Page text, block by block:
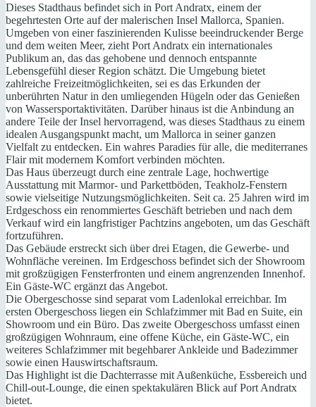
Dieses Stadthaus befindet sich in Port Andratx, einem der
begehrtesten Orte auf der malerischen Insel Mallorca, Spanien.
Umgeben von einer faszinierenden Kulisse beeindruckender Berge
und dem weiten Meer, zieht Port Andratx ein internationales
Publikum an, das das gehobene und dennoch entspannte
Lebensgefühl dieser Region schätzt. Die Umgebung bietet
zahlreiche Freizeitmöglichkeiten, sei es das Erkunden der
unberührten Natur in den umliegenden Hügeln oder das Genießen
von Wassersportaktivitäten. Darüber hinaus ist die Anbindung an
andere Teile der Insel hervorragend, was dieses Stadthaus zu einem
idealen Ausgangspunkt macht, um Mallorca in seiner ganzen
Vielfalt zu entdecken. Ein wahres Paradies für alle, die mediterranes
Flair mit modernem Komfort verbinden möchten.
Das Haus überzeugt durch eine zentrale Lage, hochwertige
Ausstattung mit Marmor- und Parkettböden, Teakholz-Fenstern
sowie vielseitige Nutzungsmöglichkeiten. Seit ca. 25 Jahren wird im
Erdgeschoss ein renommiertes Geschäft betrieben und nach dem
Verkauf wird ein langfristiger Pachtzins angeboten, um das Geschäft
fortzuführen.
Das Gebäude erstreckt sich über drei Etagen, die Gewerbe- und
Wohnfläche vereinen. Im Erdgeschoss befindet sich der Showroom
mit großzügigen Fensterfronten und einem angrenzenden Innenhof.
Ein Gäste-WC ergänzt das Angebot.
Die Obergeschosse sind separat vom Ladenlokal erreichbar. Im
ersten Obergeschoss liegen ein Schlafzimmer mit Bad en Suite, ein
Showroom und ein Büro. Das zweite Obergeschoss umfasst einen
großzügigen Wohnraum, eine offene Küche, ein Gäste-WC, ein
weiteres Schlafzimmer mit begehbarer Ankleide und Badezimmer
sowie einen Hauswirtschaftsraum.
Das Highlight ist die Dachterrasse mit Außenküche, Essbereich und
Chill-out-Lounge, die einen spektakulären Blick auf Port Andratx
bietet.